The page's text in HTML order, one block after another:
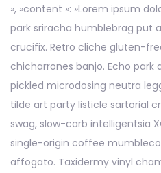
», »content »: »Lorem ipsum
park sriracha humblebrag put
crucifix. Retro cliche gluten-
chicharrones banjo. Echo
pickled microdosing neutra
tilde art party listicle sartorial
swag, slow-carb intelligentsia
single-origin coffee
affogato. Taxidermy vinyl